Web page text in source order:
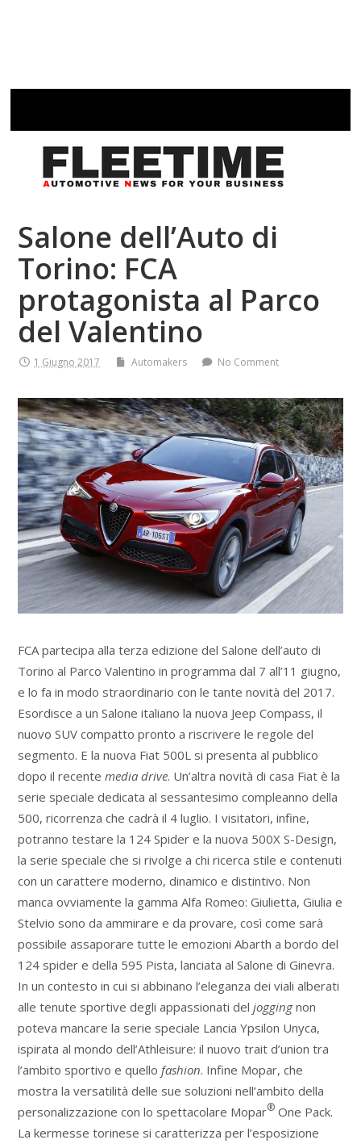
Salone dell’Auto di
Torino: FCA
protagonista al Parco
del Valentino
1 Giugno 2017 Automakers No Comment
FCA partecipa alla terza edizione del Salone dell’auto di
Torino al Parco Valentino in programma dal 7 all’11 giugno,
e lo fa in modo straordinario con le tante novità del 2017.
Esordisce a un Salone italiano la nuova Jeep Compass, il
nuovo SUV compatto pronto a riscrivere le regole del
segmento. E la nuova Fiat 500L si presenta al pubblico
dopo il recente media drive. Un’altra novità di casa Fiat è la
serie speciale dedicata al sessantesimo compleanno della
500, ricorrenza che cadrà il 4 luglio. I visitatori, infine,
potranno testare la 124 Spider e la nuova 500X S-Design,
la serie speciale che si rivolge a chi ricerca stile e contenuti
con un carattere moderno, dinamico e distintivo. Non
manca ovviamente la gamma Alfa Romeo: Giulietta, Giulia e
Stelvio sono da ammirare e da provare, così come sarà
possibile assaporare tutte le emozioni Abarth a bordo del
124 spider e della 595 Pista, lanciata al Salone di Ginevra.
In un contesto in cui si abbinano l’eleganza dei viali alberati
alle tenute sportive degli appassionati del joggingnon
poteva mancare la serie speciale Lancia Ypsilon Unyca,
ispirata al mondo dell’Athleisure: il nuovo trait d’union tra
l’ambito sportivo e quello fashion. Infine Mopar, che
mostra la versatilità delle sue soluzioni nell’ambito della
personalizzazione con lo spettacolare Mopar®One Pack.
La kermesse torinese si caratterizza per l’esposizione